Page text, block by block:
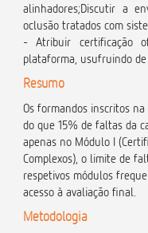
alinhadores;Discutir a
oclusão tratados com
- Atribuir certificação
plataforma, usufruindo
Resumo
Os formandos inscritos
do que 15% de faltas da
apenas no Módulo I
Complexos), o limite de
respetivos módulos
acesso à avaliação final.
Metodologia